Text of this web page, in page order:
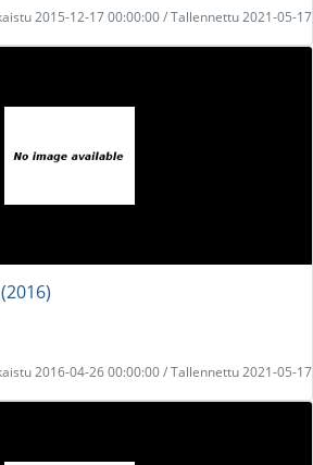
2015-12-17 00:00:00 / Tallennettu 2021-05-17
2016-04-26 00:00:00 / Tallennettu 2021-05-17